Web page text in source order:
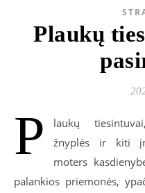
Plaukų
P
laukų
žnyplės ir kiti
moters
palankios priemonės,